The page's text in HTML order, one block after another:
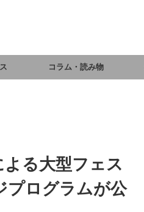
コラム・読み物
る大型フェス
プログラムが公